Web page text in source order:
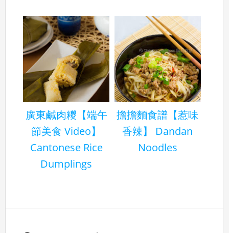
廣東鹹肉糭【端午
節美食 Video】
Cantonese Rice
Dumplings
擔擔麵食譜【惹味
香辣】 Dandan
Noodles